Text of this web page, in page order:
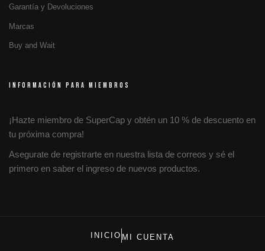
Garantía y Devoluciones
Marcas
Buy and Wait
INFORMACIÓN PARA MIEMBROS
¡Hazte miembro de SuperCap y obtén un 10 % de descuento en
tu próxima compra!
Asegurate de registrarte en nuestra lista de correos y sé el
primero en saber el ingreso de nuevos productos.
INICIO MI CUENTA